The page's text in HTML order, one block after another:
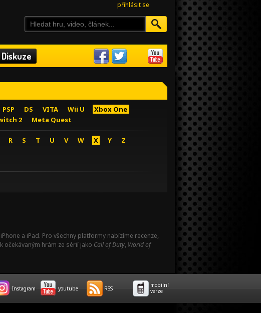
přihlásit se
Diskuze
PSP DS VITA Wii U
Xbox One
2 Meta Quest
R S T U V W X Y Z
iPhone a iPad. Pro všechny platformy nabízíme recenze,
očekávaným hrám ze sérií jako Call of Duty, World of
Instagram youtube RSS
mobilní
verze